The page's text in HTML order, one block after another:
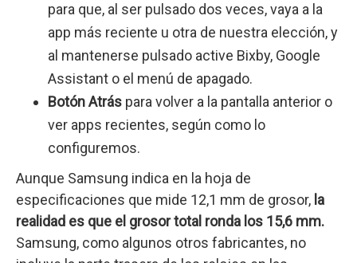
para que, al ser pulsado dos veces, vaya a la
app más reciente u otra de nuestra elección, y
al mantenerse pulsado active Bixby, Google
Assistant o el menú de apagado.
Botón Atrás para volver a la pantalla anterior o
ver apps recientes, según como lo
configuremos.
Aunque Samsung indica en la hoja de
especificaciones que mide 12,1 mm de grosor, la
realidad es que el grosor total ronda los 15,6 mm.
Samsung, como algunos otros fabricantes, no